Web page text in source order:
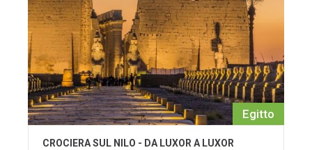
Egitto
CROCIERA SUL NILO - DA LUXOR A LUXOR